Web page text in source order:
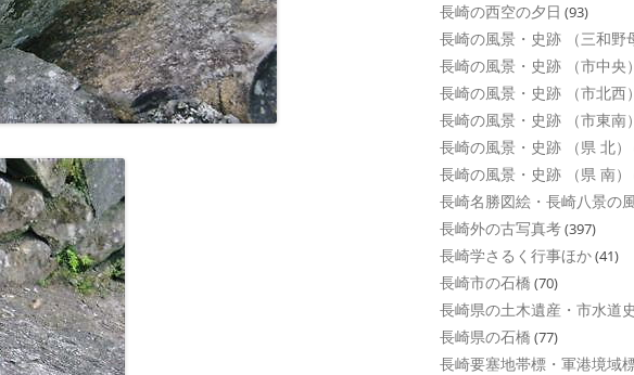
長崎の西空の夕日 (93)
長崎の風景・史跡 （三和野
長崎の風景・史跡 （市中央）
長崎の風景・史跡 （市北西）
長崎の風景・史跡 （市東南）
長崎の風景・史跡 （県 北）
長崎の風景・史跡 （県 南）
長崎名勝図絵・長崎八景の
長崎外の古写真考(397)
長崎学さるく行事ほか(41)
長崎市の石橋 (70)
長崎県の土木遺産・市水道
長崎県の石橋 (77)
長崎要塞地帯標・軍港境域